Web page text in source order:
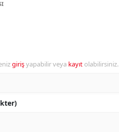
Samsun
girişyapabilir veya kayıt olabilirsiniz.